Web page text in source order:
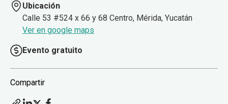
Ubicación
Calle 53 #524 x 66 y 68 Centro, Mérida, Yucatán
Ver en google maps
Evento gratuito
Compartir